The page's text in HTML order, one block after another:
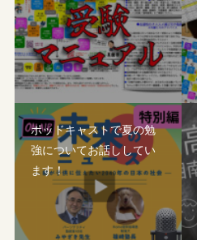
ポッドキャストで夏の勉
強についてお話ししてい
ます！